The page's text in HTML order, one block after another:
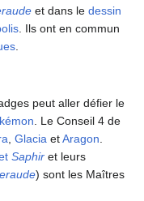
et dans le dessin
. Ils ont en commun
peut aller défier le
. Le Conseil 4 de
, Glacia etAragon.
Saphir et leurs
) sont les Maîtres